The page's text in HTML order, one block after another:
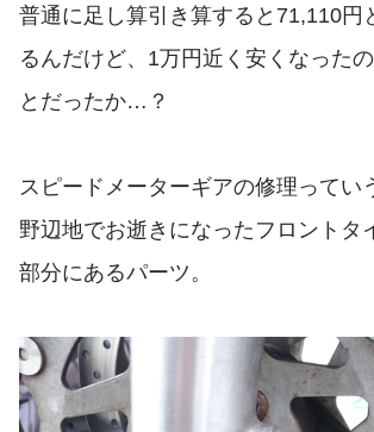
普通に足し算引き算すると71,110円
るんだけど、1万円近く安くなった
とだったか…？
スピードメーターギアの修理ってい
野辺地でお逝きになったフロントタ
部分にあるパーツ。